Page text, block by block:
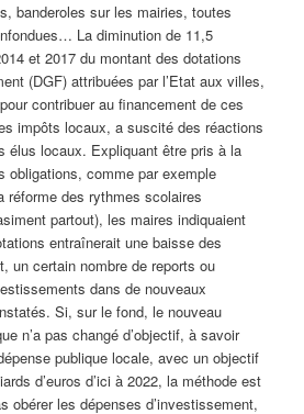
banderoles sur les mairies, toutes
La diminution de 11,5
et 2017 du montant des dotations
(DGF) attribuées par l’Etat aux villes,
contribuer au financement de ces
impôts locaux, a suscité des réactions
élus locaux. Expliquant être pris à la
obligations, comme par exemple
réforme des rythmes scolaires
partout), les maires indiquaient
entraînerait une baisse des
un certain nombre de reports ou
dans de nouveaux
Si, sur le fond, le nouveau
n’a pas changé d’objectif, à savoir
publique locale, avec un objectif
d’euros d’ici à 2022, la méthode est
obérer les dépenses d’investissement,